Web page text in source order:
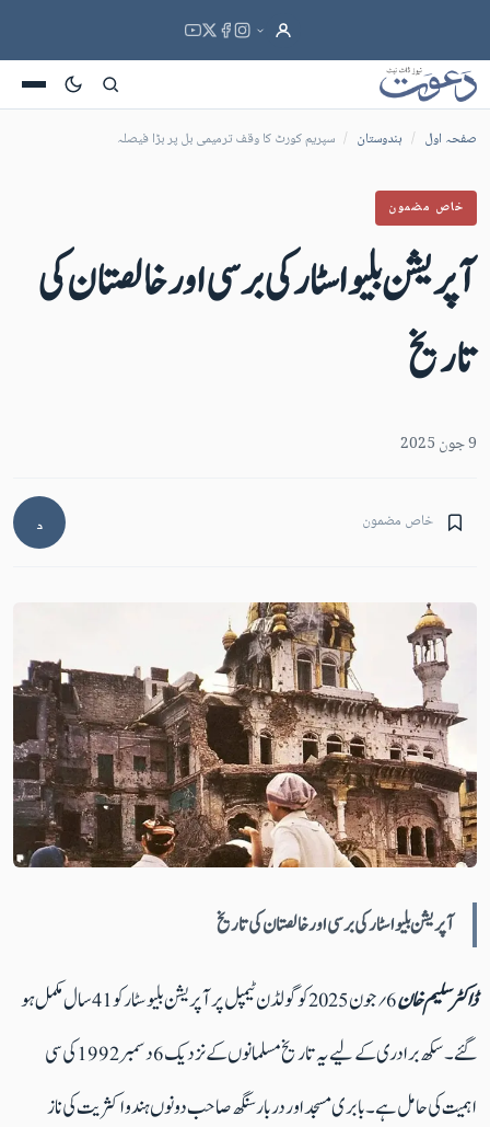
صفحہ اول / ہندوستان / سپریم کورٹ کا وقف ترمیمی بل پر بڑا فیصلہ
خاص مضمون
آپریشن بلیو اسٹارکی برسی اور خالصتان کی
تاریخ
9 جون 2025
د خاص مضمون
آپریشن بلیو اسٹارکی برسی اور خالصتان کی تاریخ
ڈاکٹر سلیم خان
6؍ جون 2025 کو گولڈن ٹیمپل پر آپریشن بلیو سٹار کو 41 سال مکمل ہو
گئے ۔ سکھ برادری کے لیے یہ تاریخ مسلمانوں کے نزدیک 6 دسمبر1992 کی سی
اہمیت کی حامل ہے ۔ بابری مسجد اور دربار سنگھ صاحب دونوں ہندو اکثریت کی ناز